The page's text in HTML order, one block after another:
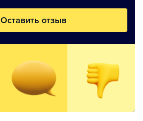
Оставить отзыв